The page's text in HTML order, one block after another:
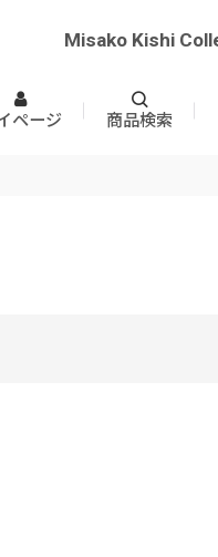
Misako Kishi
ページ 商品検索